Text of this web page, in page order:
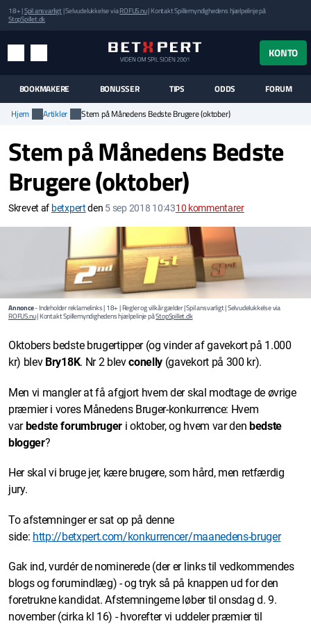
18+ |Spil ansvarligt| Selvudelukkelse viaROFUS.nu| Kontakt Spillemyndighedens hjælpelinje på
StopSpillet.dk
KONTO
MENUEN
BOOKMAKERE BONUSSER TIPS ODDS
FORUM
Hjem
Artikler Stem på Månedens Bedste Brugere (oktober)
Stem på Månedens Bedste
Brugere (oktober)
Skrevet af betxpertden 5 sep 2018 10:4310 kommentarer
Annonce- Indeholder reklamelinks | 18+ | Regler og vilkår gælder | Spil ansvarligt | Selvudelukkelse via
ROFUS.nu| Kontakt Spillemyndighedens hjælpelinje påStopSpillet.dk
Oktobers bedste brugertipper (og vinder af gavekort på 1.000
kr) blev Bry18K. Nr 2 blevconelly (gavekort på 300 kr).
Men vi mangler at få afgjort hvem der skal modtage de øvrige
præmier i vores Månedens Bruger-konkurrence: Hvem
varbedste forumbrugeri oktober, og hvem var den bedste
blogger?
Her skal vi bruge jer, kære brugere, som hård, men retfærdig
jury.
To afstemninger er sat op på denne
side: http://betxpert.com/konkurrencer/maanedens-bruger
Gak ind, vurdér de nominerede (der er links til vedkommendes
blogs og forumindlæg) - og tryk så på knappen ud for den
foretrukne kandidat. Afstemningerne løber til onsdag d. 9.
november (cirka kl 16) - hvorefter vi uddeler præmier til